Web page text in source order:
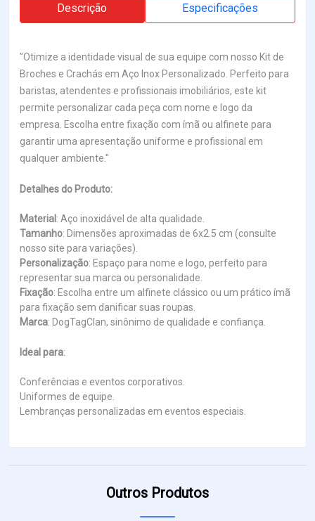
Descrição Especificações
"Otimize a identidade visual de sua equipe com nosso Kit de
Broches e Crachás em Aço Inox Personalizado. Perfeito para
baristas, atendentes e profissionais imobiliários, este kit
permite personalizar cada peça com nome e logo da
empresa. Escolha entre fixação com ímã ou alfinete para
garantir uma apresentação uniforme e profissional em
qualquer ambiente."
Detalhes do Produto:
Material : Aço inoxidável de alta qualidade.
Tamanho: Dimensões aproximadas de 6x2.5 cm (consulte
nosso site para variações).
Personalização: Espaço para nome e logo, perfeito para
representar sua marca ou personalidade.
Fixação: Escolha entre um alfinete clássico ou um prático ímã
para fixação sem danificar suas roupas.
Marca: DogTagClan, sinônimo de qualidade e confiança.
Ideal para:
Conferências e eventos corporativos.
Uniformes de equipe.
Lembranças personalizadas em eventos especiais.
Outros Produtos